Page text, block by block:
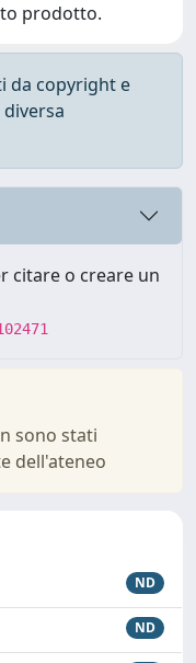
prodotto.
da copyright e
citare o creare un
sono stati
dell'ateneo
ND
ND